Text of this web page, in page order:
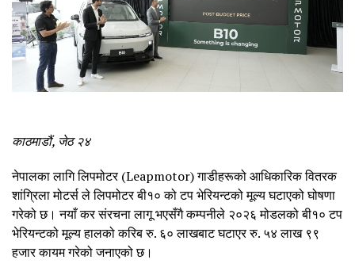
काठमाडौं, जेठ २४
नेपालका लागि लिपमोटर (Leapmotor) गाडीहरूको आधिकारिक वितरक
शांग्रिला मोटर्स ले लिपमोटर बी१० को टप भेरियन्टको मूल्य घटाएको घोषणा
गरेको छ। नयाँ कर संरचना लागू भएसँगै कम्पनीले २०२६ मोडलको बी१० टप
भेरियन्टको मूल्य हालको करिब रु. ६० लाखबाट घटाएर रु. ५४ लाख ९९
हजार कायम गरेको जनाएको छ।